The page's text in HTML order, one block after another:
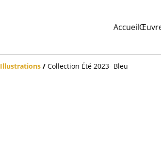
Accueil
Illustrations / Collection Été 2023- Bleu